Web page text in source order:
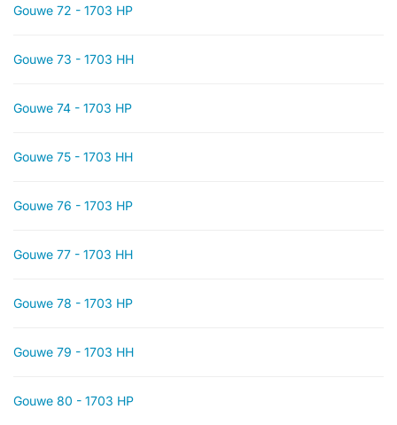
Gouwe 72 - 1703 HP
Gouwe 73 - 1703 HH
Gouwe 74 - 1703 HP
Gouwe 75 - 1703 HH
Gouwe 76 - 1703 HP
Gouwe 77 - 1703 HH
Gouwe 78 - 1703 HP
Gouwe 79 - 1703 HH
Gouwe 80 - 1703 HP